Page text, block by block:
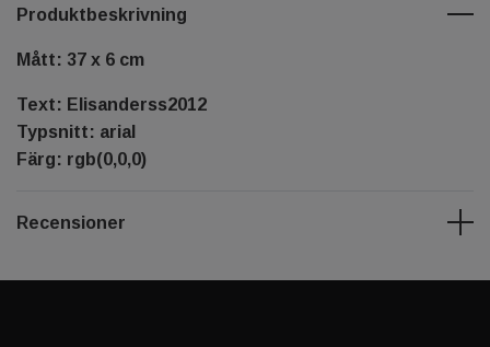
Produktbeskrivning
Mått: 37 x 6 cm
Text: Elisanderss2012
Typsnitt: arial
Färg: rgb(0,0,0)
Recensioner